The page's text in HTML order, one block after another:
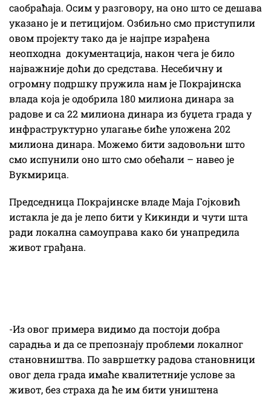
саобраћаја. Осим у разговору, на оно што се дешава
указано је и петицијом. Озбиљно смо приступили
овом пројекту тако да је најпре израђена
неопходна документација, након чега је било
најважније доћи до средстава. Несебичну и
огромну подршку пружила нам је Покрајинска
влада која је одобрила 180 милиона динара за
радове и са 22 милиона динара из буџета града у
инфраструктурно улагање биће уложена 202
милиона динара. Можемо бити задовољни што
смо испунили оно што смо обећали – навео је
Вукмирица.
Председница Покрајинске владе Маја Гојковић
истакла је да је лепо бити у Кикинди и чути шта
ради локална самоуправа како би унапредила
живот грађана.
-Из овог примера видимо да постоји добра
сарадња и да се препознају проблеми локалног
становништва. По завршетку радова становници
овог дела града имаће квалитетније услове за
живот, без страха да ће им бити уништена